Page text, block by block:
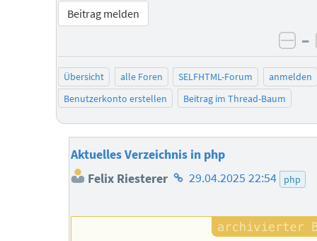
Beitrag melden
–
Übersicht alle Foren SELFHTML-Forum
anmelden
Benutzerkonto erstellen
Beitrag im Thread-Baum
Aktuelles Verzeichnis in php
Felix Riesterer Homepage
Autors
29.04.2025 22:54 php